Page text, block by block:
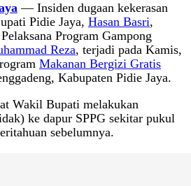
— Insiden dugaan kekerasan
Pidie Jaya, Hasan Basri,
Program Gampong
Reza, terjadi pada Kamis,
Makanan Bergizi Gratis
Kabupaten Pidie Jaya.
Wakil Bupati melakukan
ke dapur SPPG sekitar pukul
sebelumnya.